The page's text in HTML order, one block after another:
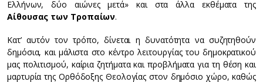
Ελλήνων, δύο αιώνες μετά» και στα άλλα εκθέματα της
Αίθουσας των Τροπαίων.
Κατ’ αυτόν τον τρόπο, δίνεται η δυνατότητα να συζητηθούν
δημόσια, και μάλιστα στο κέντρο λειτουργίας του δημοκρατικού
μας πολιτισμού, καίρια ζητήματα και προβλήματα για τη θέση και
μαρτυρία της Ορθόδοξης Θεολογίας στον δημόσιο χώρο, καθώς